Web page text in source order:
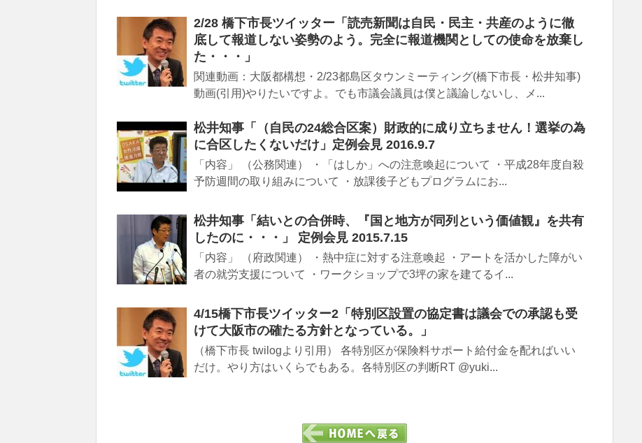
2/28 橋下市長ツイッター「読売新聞は自民・民主・共産のように徹
底して報道しない姿勢のよう。完全に報道機関としての使命を放棄し
た・・・」
関連動画：大阪都構想・2/23都島区タウンミーティング(橋下市長・松井知事)
動画(引用)やりたいですよ。でも市議会議員は僕と議論しないし、メ...
松井知事「（自民の24総合区案）財政的に成り立ちません！選挙の為
に合区したくないだけ」定例会見 2016.9.7
「内容」 （公務関連） ・「はしか」への注意喚起について ・平成28年度自殺
予防週間の取り組みについて ・放課後子どもプログラムにお...
松井知事「結いとの合併時、『国と地方が同列という価値観』を共有
したのに・・・」 定例会見 2015.7.15
「内容」 （府政関連） ・熱中症に対する注意喚起 ・アートを活かした障がい
者の就労支援について ・ワークショップで3坪の家を建てるイ...
4/15橋下市長ツイッター2「特別区設置の協定書は議会での承認も受
けて大阪市の確たる方針となっている。」
（橋下市長 twilogより引用） 各特別区が保険料サポート給付金を配ればいい
だけ。やり方はいくらでもある。各特別区の判断RT @yuki...